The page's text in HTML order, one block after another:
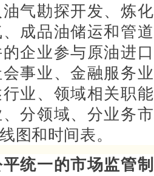
气勘探开发、炼
成品油储运和管
企业参与原油进
事业、金融服务
行业、领域相关职
分领域、分业务
图和时间表。
平统一的市场监管